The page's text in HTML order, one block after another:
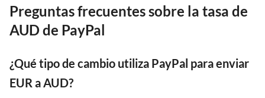
Preguntas frecuentes sobre la tasa de
AUD de PayPal
¿Qué tipo de cambio utiliza PayPal para enviar
EUR a AUD?